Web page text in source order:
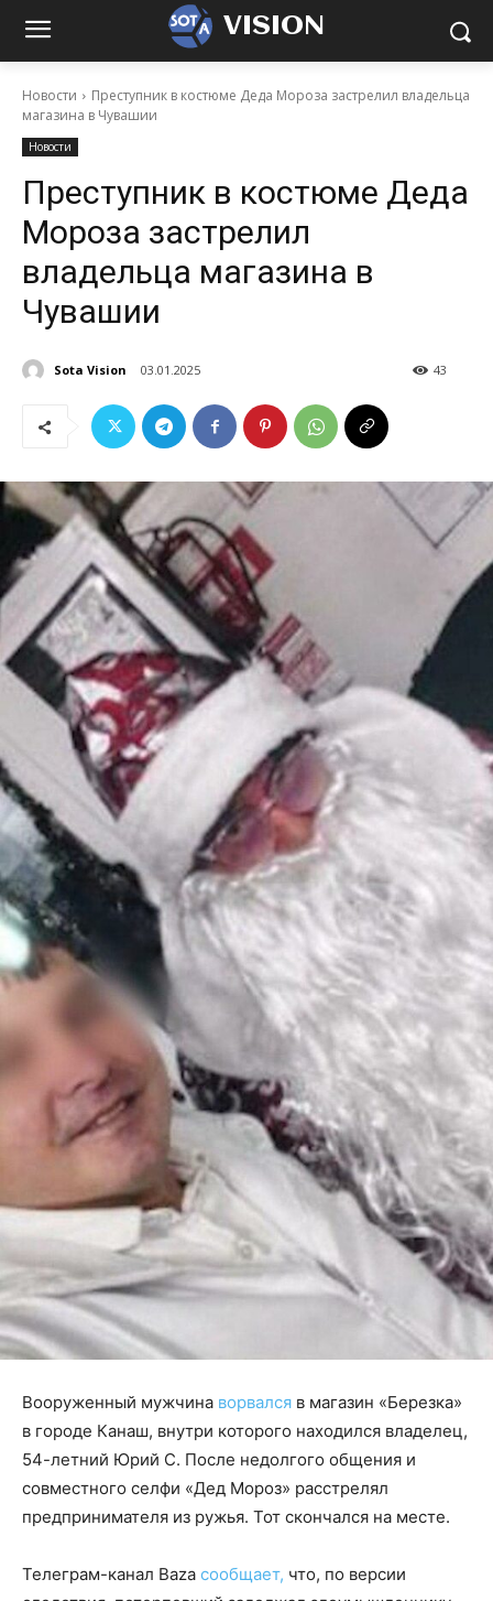
VISION
Новости
Преступник в костюме Деда Мороза застрелил владельца
магазина в Чувашии
Новости
Преступник в костюме Деда
Мороза застрелил
владельца магазина в
Чувашии
Sota Vision 03.01.2025 43
Вооруженный мужчина ворвался в магазин «Березка»
в городе Канаш, внутри которого находился владелец,
54-летний Юрий С. После недолгого общения и
совместного селфи «Дед Мороз» расстрелял
предпринимателя из ружья. Тот скончался на месте.
Телеграм-канал Baza сообщает, что, по версии